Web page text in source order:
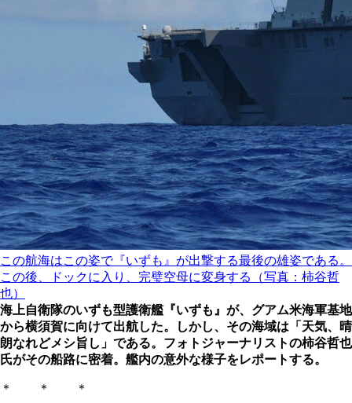
この航海はこの姿で『いずも』が出撃する最後の雄姿である。
この後、ドックに入り、完璧空母に変身する（写真：柿谷哲
也）
海上自衛隊のいずも型護衛艦『いずも』が、グアム米海軍基地
から横須賀に向けて出航した。しかし、その海域は「天気、晴
朗なれどメシ旨し」である。フォトジャーナリストの柿谷哲也
氏がその船路に密着。艦内の意外な様子をレポートする。
＊ ＊ ＊